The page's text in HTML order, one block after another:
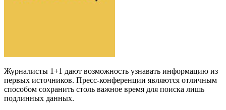
Журналисты 1+1 дают возможность узнавать информацию из
первых источников. Пресс-конференции являются отличным
способом сохранить столь важное время для поиска лишь
подлинных данных.